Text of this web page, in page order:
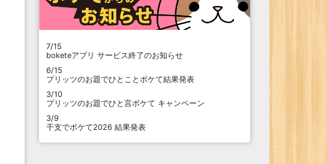
7/15
boketeアプリ サービス終了のお知らせ
6/15
プリッツのお題でひとことボケて結果発表
3/10
プリッツのお題でひと言ボケて キャンペーン
3/9
干支でボケて2026 結果発表